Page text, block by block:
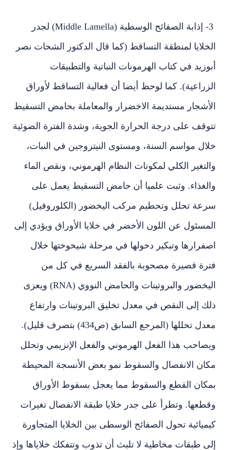
3- إذابة الصفائح الوسطية (Middle Lamella) لجدر
الخلايا لمنطقة التساقط (كما قال الدكتور الشحات نصر
أبوزيد في كتاب الهرمونات النباتية والتطبيقات
الزراعية). كما لوحظ أيضا أن فعالية التساقط لأوراق
الأشجار مستديمة الاخضرار والمعاملة بحامض التسقيط
تتوقف على درجة الحرارة الجوية، وشدة الفترة الضوئية
خلال مواسم السنة، ومستوى النيتروجين في النبات،
والتغير الكلي لمكونات النظام الهرموني، ونقص الماء
والغذاء. وثبت علميا أن حامض التسقيط يعمل على
سرعة تحلل وتحطيم مركب اليخضور (الكلوروفيل)
المسئول عن اللون الأخضر في خلايا الأوراق ويؤدي إلى
اصفرارها وتبكير دخولها في مرحلة شيخوختها خلال
فترة قصيرة مصحوبة بالفقد السريع في كل من
اليخضور والبروتينات والحامض النووي (RNA) ويعزى
ذلك إلى النقص في معدل تخليق البروتينات وارتفاع
معدل تحللها (المرجع السابق (ص434) بتصرف قليل).
ويصاحب هذا الفعل الهرموني والفعل الإنزيمي وتحلل
مكان الانفصال والسقوط نمو بعض الأنسجة المحيطة
بمكان القطع والسقوط مما يعجل بسقوط الأوراق
وقطعها. وتطرأ على جدر خلايا طبقة الانفصال تغيرات
كيميائية تحول الصفائح الوسطى بين الخلايا المتجاورة
إلى طبقات مخاطية لا تلبث أن تذوب وتتفكك خلاياها وإذ